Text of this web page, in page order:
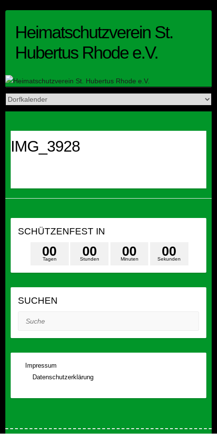
contentHeimatschutzverein St.
Hubertus Rhode e.V.
IMG_3928
SCHÜTZENFEST IN
Tagen
00
Stunden
00
Minuten
00
Sekunden
00
SUCHEN
Suche
Impressum
Datenschutzerklärung